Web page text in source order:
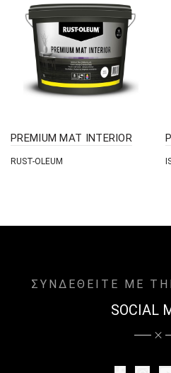
PREMIUM MAT INTERIOR
RUST-OLEUM
ΣΥΝΔΕΘΕΙΤΕ ΜΕ
SOCIAL